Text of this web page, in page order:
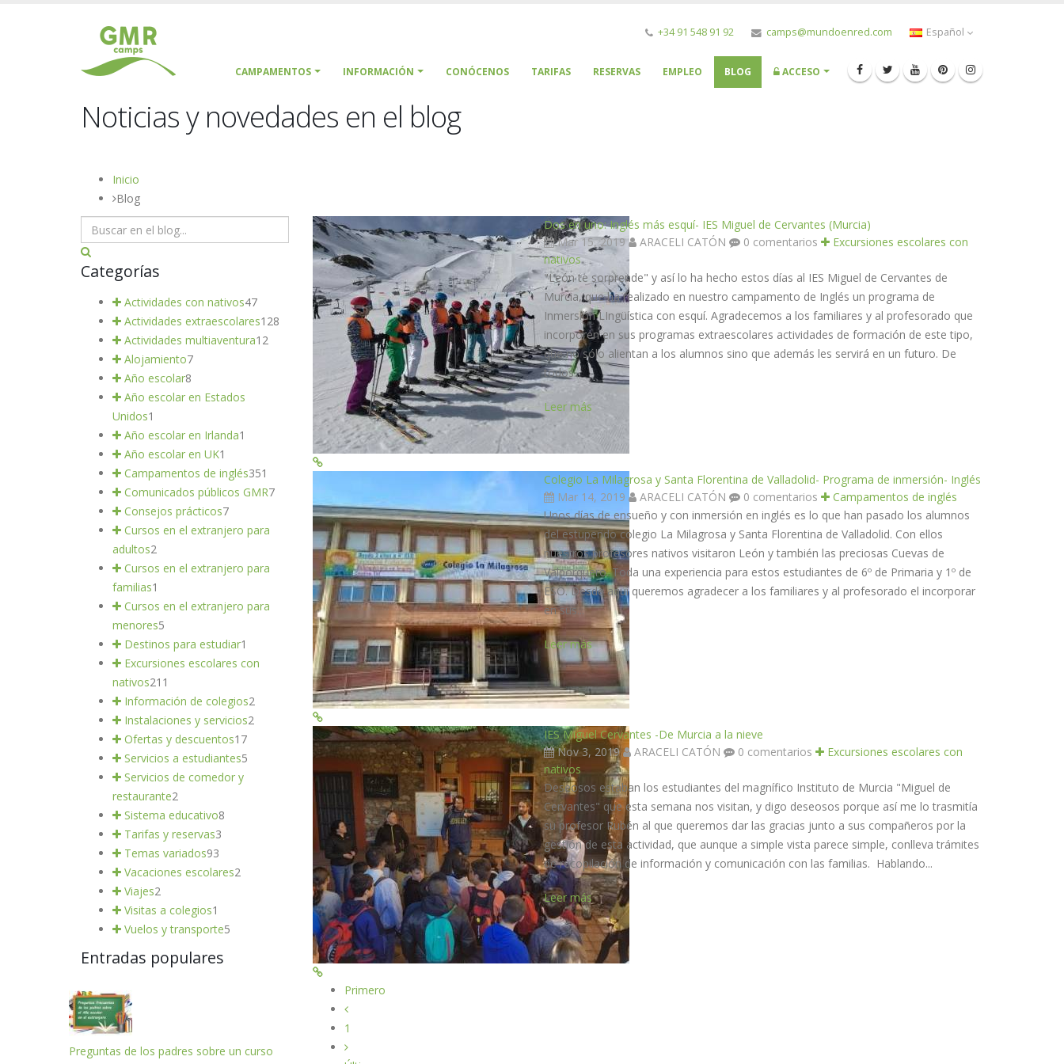
+34 91 548 91 92 camps@mundoenred.com Español
CAMPAMENTOS INFORMACIÓN CONÓCENOS TARIFAS RESERVAS EMPLEO BLOG ACCESO
Noticias y novedades en el blog
Inicio
Blog
Dos en uno: Inglés más esquí- IES Miguel de Cervantes (Murcia)
Mar 15, 2019
ARACELI CATÓN 0 comentarios
Excursiones escolares con
nativos
"León te sorprende" y así lo ha hecho estos días al IES Miguel de Cervantes de
Murcia, que ha realizado en nuestro campamento de Inglés un programa de
Inmersión LIngüística con esquí. Agradecemos a los familiares y al profesorado que
incorporen en sus programas extraescolares actividades de formación de este tipo,
que no sólo alientan a los alumnos sino que además les servirá en un futuro. De
todos...
Leer más
Colegio La Milagrosa y Santa Florentina de Valladolid- Programa de inmersión- Inglés
Mar 14, 2019
ARACELI CATÓN 0 comentarios
Campamentos de inglés
Unos días de ensueño y con inmersión en inglés es lo que han pasado los alumnos
del estupendo colegio La Milagrosa y Santa Florentina de Valladolid. Con ellos
nuestros profesores nativos visitaron León y también las preciosas Cuevas de
Valporquero. Toda una experiencia para estos estudiantes de 6º de Primaria y 1º de
ESO. Desde aquí queremos agradecer a los familiares y al profesorado el incorporar
en sus...
Leer más
IES Miguel Cervantes -De Murcia a la nieve
Nov 3, 2019 ARACELI CATÓN 0 comentarios
Excursiones escolares con
nativos
Deseosos estaban los estudiantes del magnífico Instituto de Murcia "Miguel de
Cervantes" que esta semana nos visitan, y digo deseosos porque así me lo trasmitía
su profesor Rubén al que queremos dar las gracias junto a sus compañeros por la
gestión de esta actividad, que aunque a simple vista parece simple, conlleva trámites
de recopilación de información y comunicación con las familias. Hablando...
Leer más
Primero
1
Categorías
Actividades con nativos47
Actividades extraescolares128
Actividades multiaventura12
Alojamiento7
Año escolar8
Año escolar en Estados
Unidos1
Año escolar en Irlanda1
Año escolar en UK1
Campamentos de inglés351
Comunicados públicos GMR7
Consejos prácticos7
Cursos en el extranjero para
adultos2
Cursos en el extranjero para
familias1
Cursos en el extranjero para
menores5
Destinos para estudiar1
Excursiones escolares con
nativos211
Información de colegios2
Instalaciones y servicios2
Ofertas y descuentos17
Servicios a estudiantes5
Servicios de comedor y
restaurante2
Sistema educativo8
Tarifas y reservas3
Temas variados93
Vacaciones escolares2
Viajes2
Visitas a colegios1
Vuelos y transporte5
Entradas populares
Preguntas de los padres sobre un curso